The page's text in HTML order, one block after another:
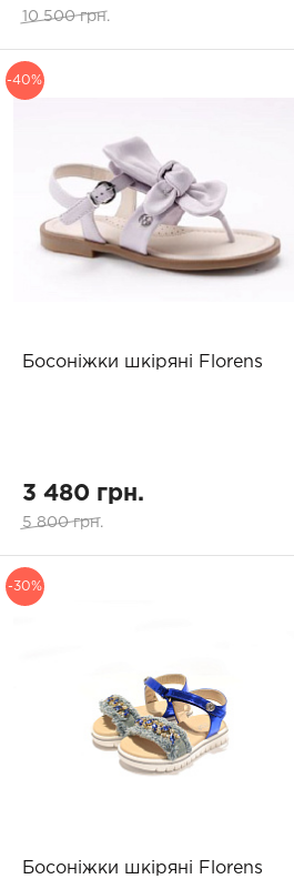
10 500 грн.
-40%
Босоніжки шкіряні Florens
3 480 грн.
5 800 грн.
-30%
Босоніжки шкіряні Florens